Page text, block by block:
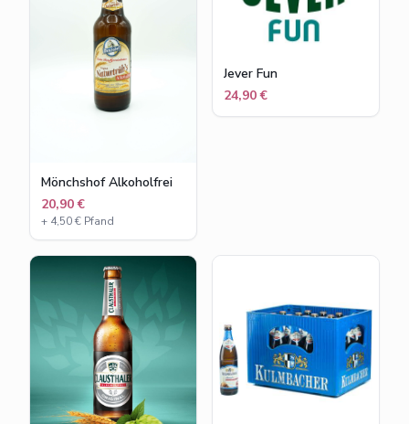
Mönchshof Alkoholfrei
20,90 €
+ 4,50€ Pfand
Jever Fun
24,90 €